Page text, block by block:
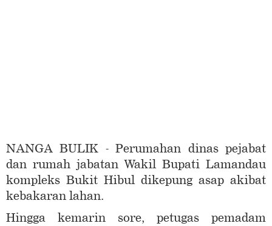
NANGA BULIK - Perumahan dinas pejabat
dan rumah jabatan Wakil Bupati Lamandau
kompleks Bukit Hibul dikepung asap akibat
kebakaran lahan.
Hingga kemarin sore, petugas pemadam